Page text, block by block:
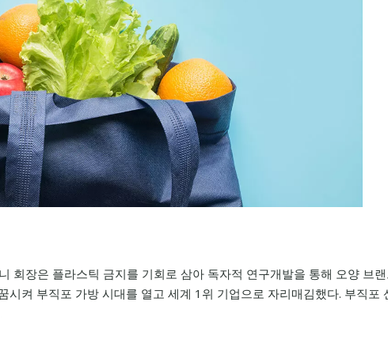
회장은 플라스틱 금지를 기회로 삼아 독자적 연구개발을 통해 오양 브
켜 부직포 가방 시대를 열고 세계 1위 기업으로 자리매김했다. 부직포